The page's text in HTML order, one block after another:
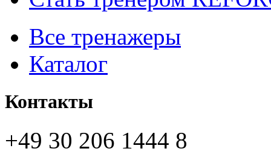
Все тренажеры
Каталог
Контакты
+49 30 206 1444 8